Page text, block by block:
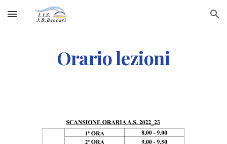
Skip to main content Skip to navigation
Orario lezioni